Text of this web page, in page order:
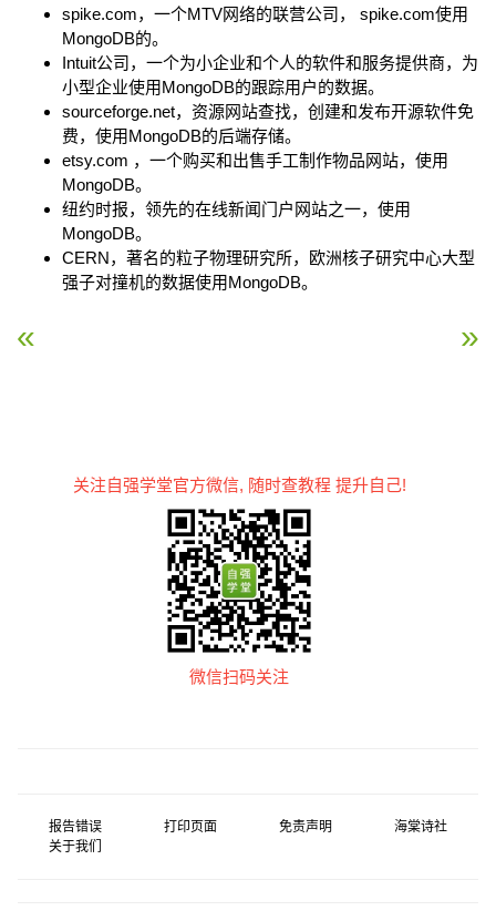
spike.com，一个MTV网络的联营公司， spike.com使用
MongoDB的。
Intuit公司，一个为小企业和个人的软件和服务提供商，为
小型企业使用MongoDB的跟踪用户的数据。
sourceforge.net，资源网站查找，创建和发布开源软件免
费，使用MongoDB的后端存储。
etsy.com ，一个购买和出售手工制作物品网站，使用
MongoDB。
纽约时报，领先的在线新闻门户网站之一，使用
MongoDB。
CERN，著名的粒子物理研究所，欧洲核子研究中心大型
强子对撞机的数据使用MongoDB。
« NoSQL 简介 window平台安装
关注自强学堂官方微信, 随时查教程 提升自己!
微信扫码关注
报告错误 打印页面 免责声明
海棠诗社
关于我们